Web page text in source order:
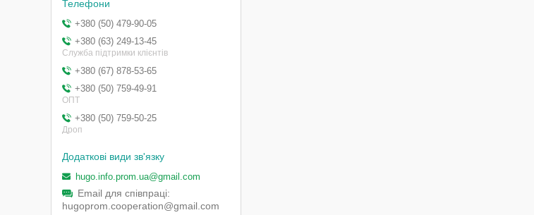
+380 (50) 479-90-05
+380 (63) 249-13-45
Служба підтримки клієнтів
+380 (67) 878-53-65
+380 (50) 759-49-91
ОПТ
+380 (50) 759-50-25
Дроп
hugo.info.prom.ua@gmail.com
Email для співпраці
hugoprom.cooperation@gmail.com